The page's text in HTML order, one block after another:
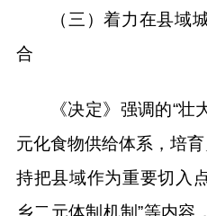
（三）着力在县域
合
《决定》强调的“
元化食物供给体系，培
持把县域作为重要切入
乡二元体制机制”等内容